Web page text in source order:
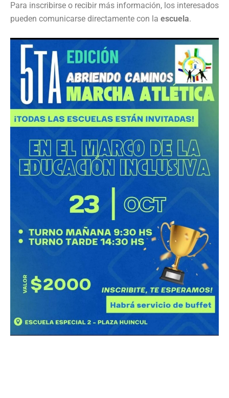
Para inscribirse o recibir más información, los interesados
pueden comunicarse directamente con la escuela.